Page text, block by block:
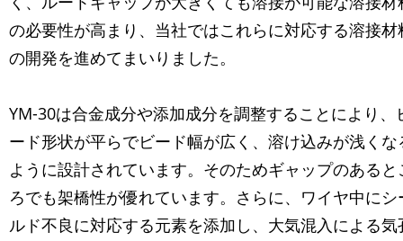
の必要性が高まり、当社ではこれらに対応する溶接材
の開発を進めてまいりました。
YM-30は合金成分や添加成分を調整することにより、
ード形状が平らでビード幅が広く、溶け込みが浅くな
ように設計されています。そのためギャップのあると
ろでも架橋性が優れています。さらに、ワイヤ中にシ
ルド不良に対応する元素を添加し、大気混入による気